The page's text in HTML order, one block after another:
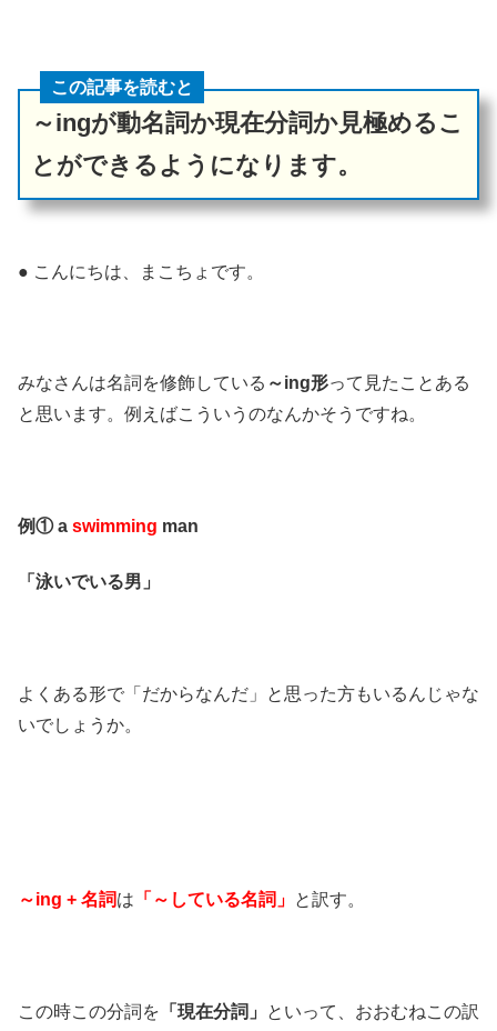
この記事を読むと
～ingが動名詞か現在分詞か見極めるこ
とができるようになります。
● こんにちは、まこちょです。
みなさんは名詞を修飾している ～ing形って見たことある
と思います。例えばこういうのなんかそうですね。
例① a swimming man
「泳いでいる男」
よくある形で「だからなんだ」と思った方もいるんじゃな
いでしょうか。
～ing + 名詞は 「～している名詞」 と訳す。
この時この分詞を 「現在分詞」
といって、おおむねこの訳